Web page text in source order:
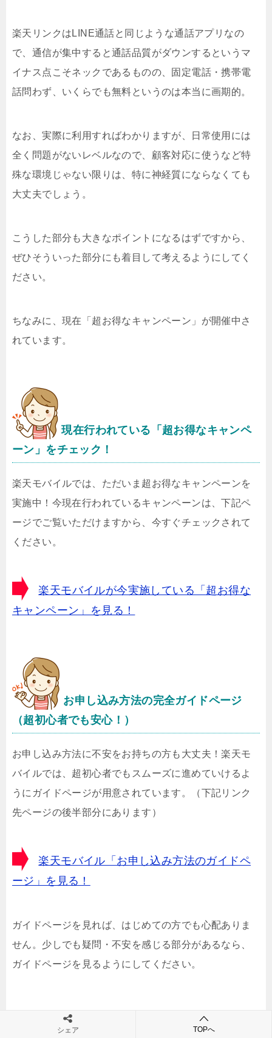
楽天リンクはLINE通話と同じような通話アプリなの
で、通信が集中すると通話品質がダウンするというマ
イナス点こそネックであるものの、固定電話・携帯電
話問わず、いくらでも無料というのは本当に画期的。
なお、実際に利用すればわかりますが、日常使用には
全く問題がないレベルなので、顧客対応に使うなど特
殊な環境じゃない限りは、特に神経質にならなくても
大丈夫でしょう。
こうした部分も大きなポイントになるはずですから、
ぜひそういった部分にも着目して考えるようにしてく
ださい。
ちなみに、現在「超お得なキャンペーン」が開催中さ
れています。
現在行われている「超お得なキャンペ
ーン」をチェック！
楽天モバイルでは、ただいま超お得なキャンペーンを
実施中！今現在行われているキャンペーンは、下記ペ
ージでご覧いただけますから、今すぐチェックされて
ください。
楽天モバイルが今実施している「超お得な
キャンペーン」を見る！
お申し込み方法の完全ガイドページ
（超初心者でも安心！）
お申し込み方法に不安をお持ちの方も大丈夫！楽天モ
バイルでは、超初心者でもスムーズに進めていけるよ
うにガイドページが用意されています。（下記リンク
先ページの後半部分にあります）
楽天モバイル「お申し込み方法のガイドペ
ージ」を見る！
ガイドページを見れば、はじめての方でも心配ありま
せん。少しでも疑問・不安を感じる部分があるなら、
ガイドページを見るようにしてください。
下野市エリアに関する結論は？
シェア TOPへ